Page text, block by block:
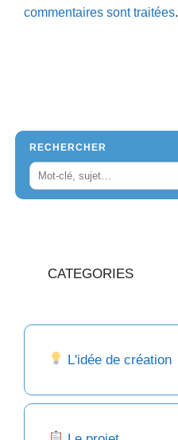
commentaires sont traitées.
RECHERCHER
CATEGORIES
L'idée de création